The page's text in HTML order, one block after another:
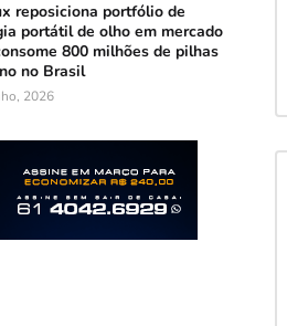
reposiciona portfólio de
portátil de olho em mercado
800 milhões de pilhas
no Brasil
2026